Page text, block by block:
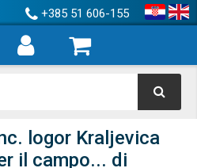
+385 51 606-155
logor Kraljevica
il campo... di